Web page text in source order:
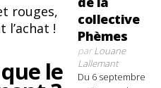
rouges,
l’achat !
le
collective
Phèmes
parLouane
Lallemant
Du 6 septembre